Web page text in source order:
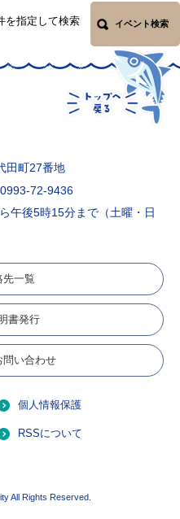
を指定して検索
イベント検索
田町27番地
72-9436
午後5時15分まで（土曜・日
先一覧
書発行
問い合わせ
個人情報保護
RSSについて
All Rights Reserved.